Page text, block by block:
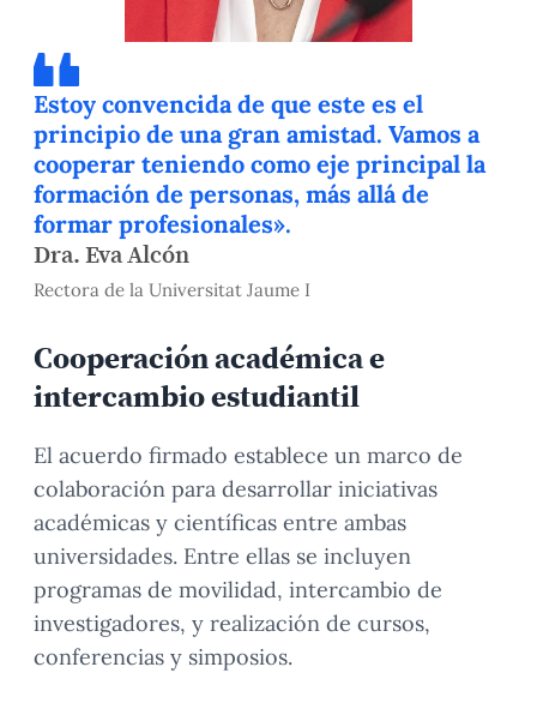
Estoy convencida de que este es el
principio de una gran amistad. Vamos a
cooperar teniendo como eje principal la
formación de personas, más allá de
formar profesionales».
Dra. Eva Alcón
Rectora de la Universitat Jaume I
Cooperación académica e
intercambio estudiantil
El acuerdo firmado establece un marco de
colaboración para desarrollar iniciativas
académicas y científicas entre ambas
universidades. Entre ellas se incluyen
programas de movilidad, intercambio de
investigadores, y realización de cursos,
conferencias y simposios.